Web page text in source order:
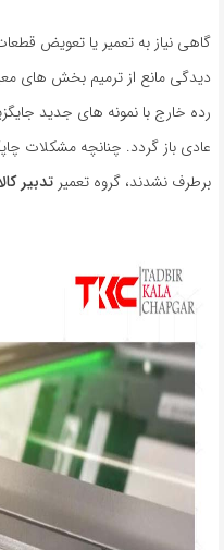
گاهی نیاز به تعمیر یا تعویض
دیدگی مانع از ترمیم بخش های
رده خارج با نمونه های جدید
عادی باز گردد. چنانچه مشکلات
برطرف نشدند، گروه تعمیر تدبیر